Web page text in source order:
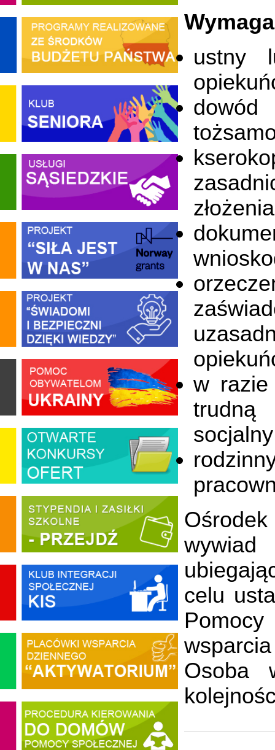
ustny
dowód
w razie
trudną
wywiad
celu
Osoba